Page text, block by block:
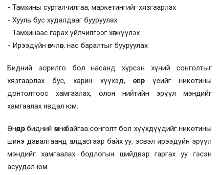
- Тамхины сурталчилгаа, маркетингийг хязгаарлах
- Хууль бус худалдааг бууруулах
- Тамхинаас гарах үйлчилгээг хөгжүүлэх
- Ирээдүйн өвчлөл, нас баралтыг бууруулах
Бидний зорилго бол насанд хүрсэн хүний сонголтыг
хязгаарлах бус, харин хүүхэд, өсвөр үеийг никотины
донтолтоос хамгаалах, олон нийтийн эрүүл мэндийг
хамгаалах явдал юм.
Өнөөдөр бидний өмнө байгаа сонголт бол хүүхдүүдийг никотины
шинэ давалгаанд алдасгаар байх уу, эсвэл ирээдүйн эрүүл
мэндийг хамгаалах бодлогын шийдвэр гаргах уу гэсэн
асуудал юм.